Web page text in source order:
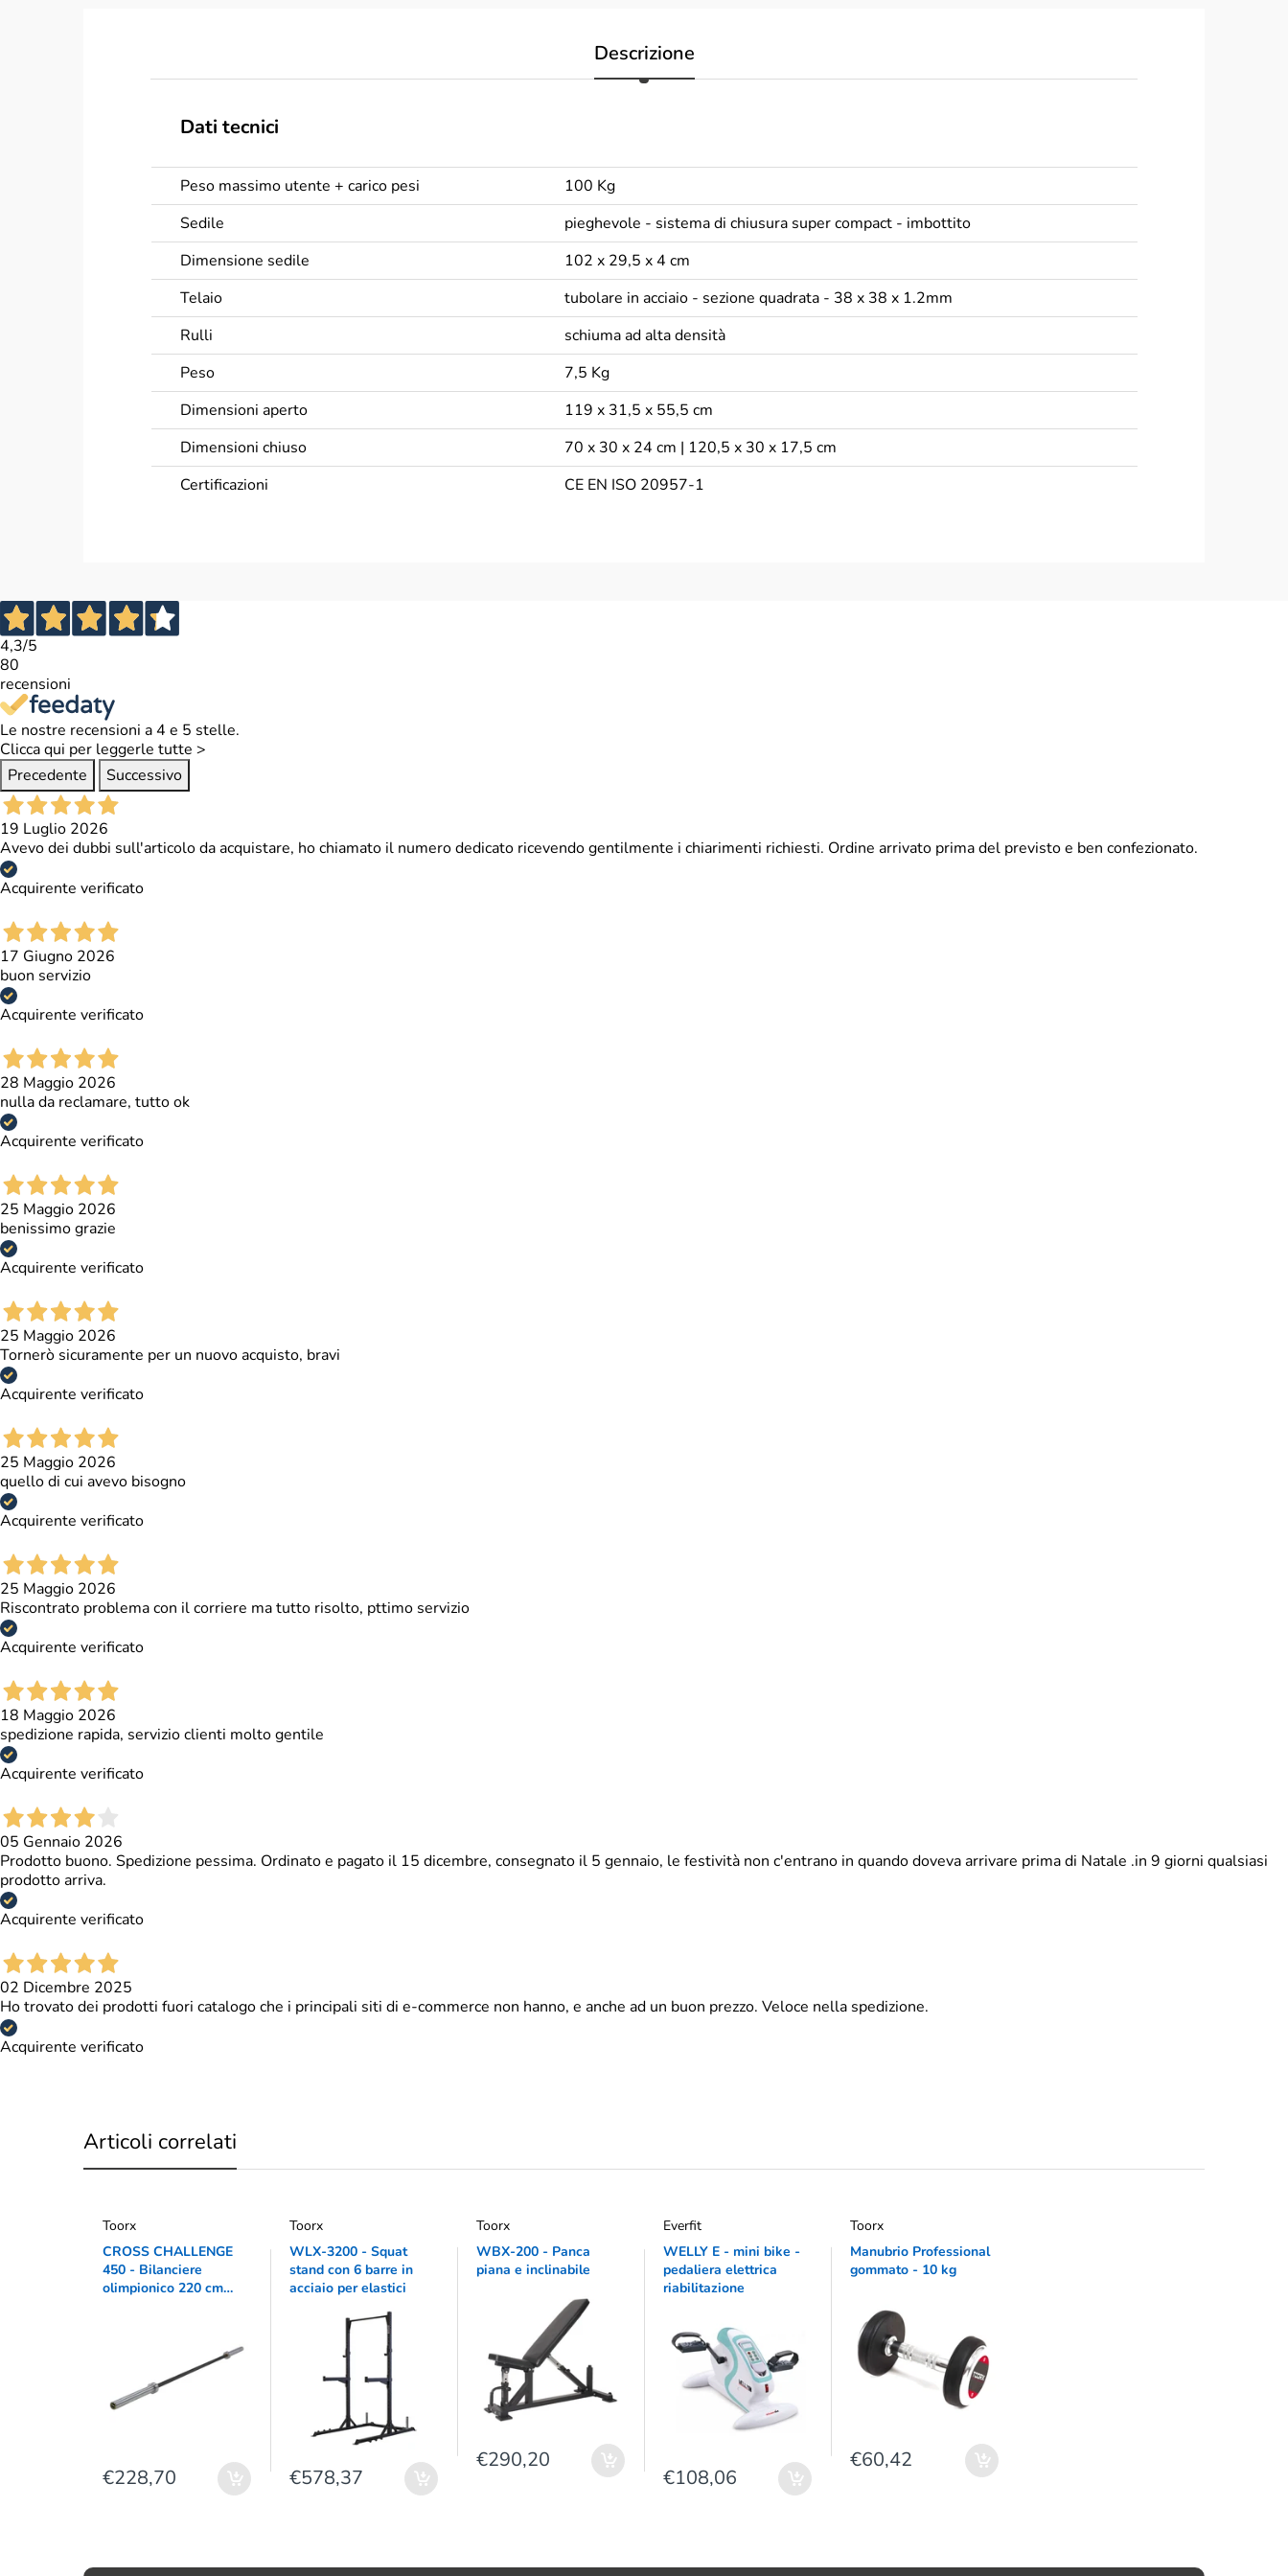
Descrizione
Dati tecnici
Peso massimo utente + carico pesi
100 Kg
Sedile
pieghevole - sistema di chiusura super compact - imbottito
Dimensione sedile
102 x 29,5 x 4 cm
Telaio
tubolare in acciaio - sezione quadrata - 38 x 38 x 1.2mm
Rulli
schiuma ad alta densità
Peso
7,5 Kg
Dimensioni aperto
119 x 31,5 x 55,5 cm
Dimensioni chiuso
70 x 30 x 24 cm | 120,5 x 30 x 17,5 cm
Certificazioni
CE EN ISO 20957-1
Rulli
Peso
Dimensioni chiuso
70 x 30 x 24 cm | 120,5 x 30 x 17,5 cm
4,3/5
80
recensioni
Le nostre recensioni a 4 e 5 stelle.
Clicca qui per leggerle tutte >
Precedente
Successivo
19 Luglio 2026
Avevo dei dubbi sull'articolo da acquistare, ho chiamato il numero dedicato ricevendo gentilmente i chiarimenti richiesti. Ordine arrivato prima del previsto e ben confezionato.
Acquirente verificato
17 Giugno 2026
buon servizio
Acquirente verificato
28 Maggio 2026
nulla da reclamare, tutto ok
Acquirente verificato
25 Maggio 2026
benissimo grazie
Acquirente verificato
25 Maggio 2026
Tornerò sicuramente per un nuovo acquisto, bravi
Acquirente verificato
25 Maggio 2026
quello di cui avevo bisogno
Acquirente verificato
25 Maggio 2026
Riscontrato problema con il corriere ma tutto risolto, pttimo servizio
Acquirente verificato
18 Maggio 2026
spedizione rapida, servizio clienti molto gentile
Acquirente verificato
05 Gennaio 2026
Prodotto buono. Spedizione pessima. Ordinato e pagato il 15 dicembre, consegnato il 5 gennaio, le festività non c'entrano in quando doveva arrivare prima di Natale .in 9 giorni qualsiasi
prodotto arriva.
Acquirente verificato
02 Dicembre 2025
Ho trovato dei prodotti fuori catalogo che i principali siti di e-commerce non hanno, e anche ad un buon prezzo. Veloce nella spedizione.
Acquirente verificato
Articoli correlati
Toorx
CROSS CHALLENGE
450 - Bilanciere
olimpionico 220 cm
€228,70
Toorx
WLX-3200 - Squat
stand con 6 barre in
acciaio per elastici
€578,37
Toorx
WBX-200 - Panca
piana e inclinabile
€290,20
Everfit
WELLY E - mini bike -
pedaliera elettrica
riabilitazione
€108,06
Toorx
Manubrio Professional
gommato - 10 kg
€60,42